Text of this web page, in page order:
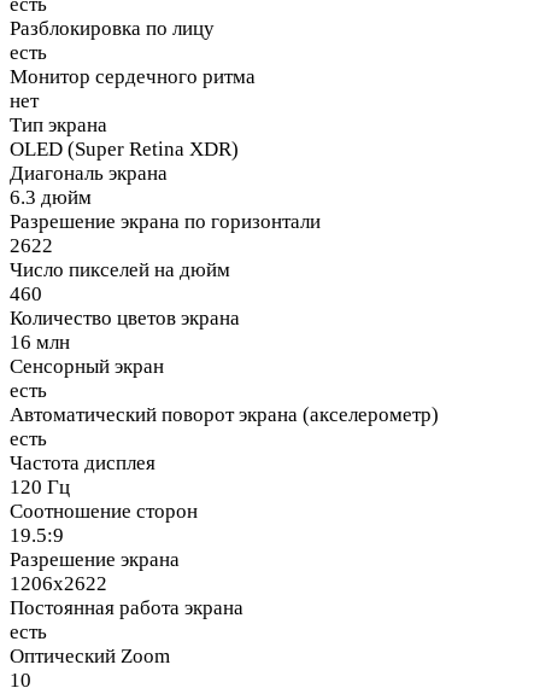
Разблокировка по лицу
есть
Монитор сердечного ритма
нет
Тип экрана
OLED (Super Retina XDR)
Диагональ экрана
6.3 дюйм
Разрешение экрана по горизонтали
2622
Число пикселей на дюйм
460
Количество цветов экрана
16 млн
Сенсорный экран
есть
Автоматический поворот экрана (акселерометр)
есть
Частота дисплея
120 Гц
Соотношение сторон
19.5:9
Разрешение экрана
1206x2622
Постоянная работа экрана
есть
Оптический Zoom
10